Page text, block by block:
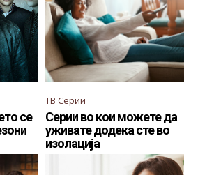
се
ТВ Серии
Серии во кои можете да
уживате додека сте во
изолација